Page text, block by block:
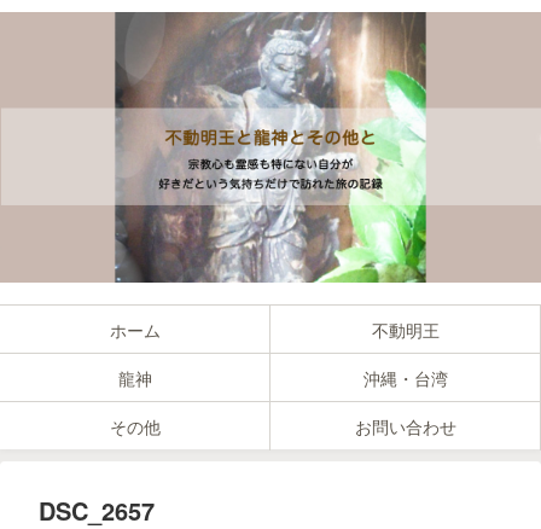
ホーム
不動明王
龍神
沖縄・台湾
その他
お問い合わせ
DSC_2657